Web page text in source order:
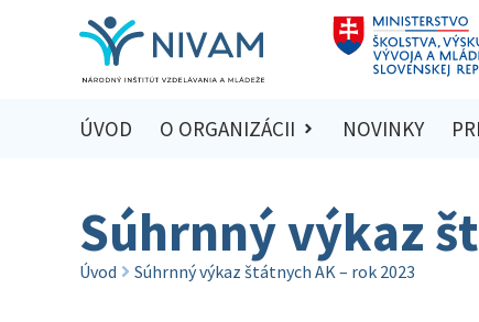
ÚVOD O ORGANIZÁCII NOVINKY
Súhrnný výkaz
Úvod Súhrnný výkaz štátnych AK – rok 2023